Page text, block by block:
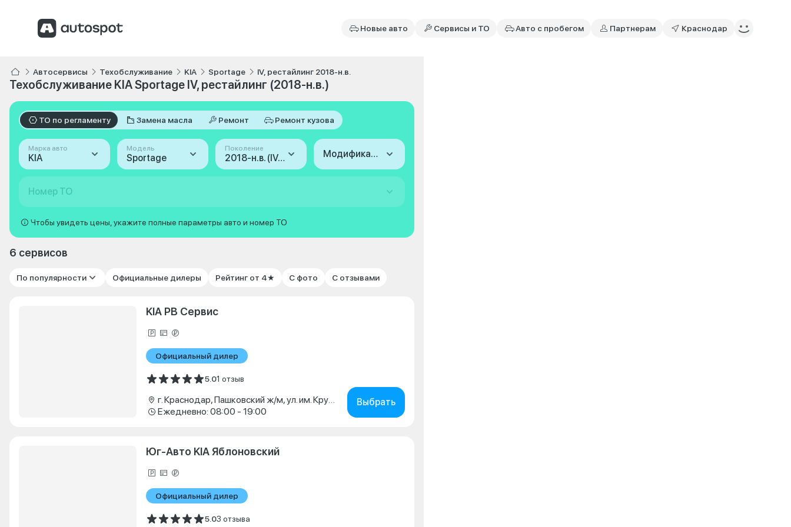
Новые авто Сервисы и ТО Авто с пробегом Партнерам Краснодар
Автосервисы Техобслуживание KIA Sportage IV, рестайлинг 2018-н.в.
Техобслуживание KIA Sportage IV, рестайлинг (2018-н.в.)
ТО по регламенту Замена масла Ремонт Ремонт кузова
Марка авто
KIA
Модель
Sportage
Поколение
2018-н.в. (IV, рестайлинг) Модификация
Номер ТО
Чтобы увидеть цены, укажите полные параметры авто и номер ТО
6 сервисов
По популярности Официальные дилеры Рейтинг от 4★ С фото С отзывами
KIA РВ Сервис
Официальный дилер
5.01 отзыв
г. Краснодар, Пашковский ж/м, ул. им. Крупской, д. 180
Ежедневно: 08:00 - 19:00
Выбрать
Юг-Авто KIA Яблоновский
Официальный дилер
5.03 отзыва